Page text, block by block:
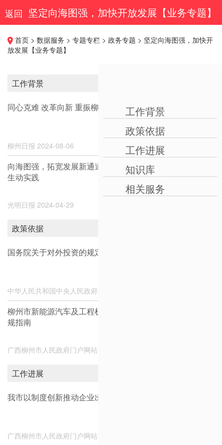
返回 坚定向海图强，加快开放发展【业务专题】
首页 > 数据服务 > 专题专栏 > 政务专题 > 坚定向海图强，加快开
放发展【业务专题】
工作背景
政策依据
工作进展
知识库
相关服务
工作背景
同心克难 改革向新 重振柳州
柳州日报 2024-08-06
向海图强，拓宽发展新通道——广西高质量发展向海经济的
生动实践
光明日报 2024-04-29
政策依据
国务院关于对外投资的规定
中华人民共和国中央人民政府
柳州市新能源汽车及工程机械主要出口目标市场认证检测合
规指南
广西柳州市人民政府门户网站
工作进展
我市以制度创新推动企业出海
广西柳州市人民政府门户网站